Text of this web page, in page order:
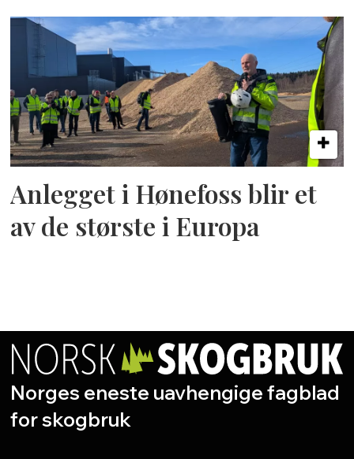
Anlegget i Hønefoss blir et
av de største i Europa
Norges eneste uavhengige fagblad
for skogbruk